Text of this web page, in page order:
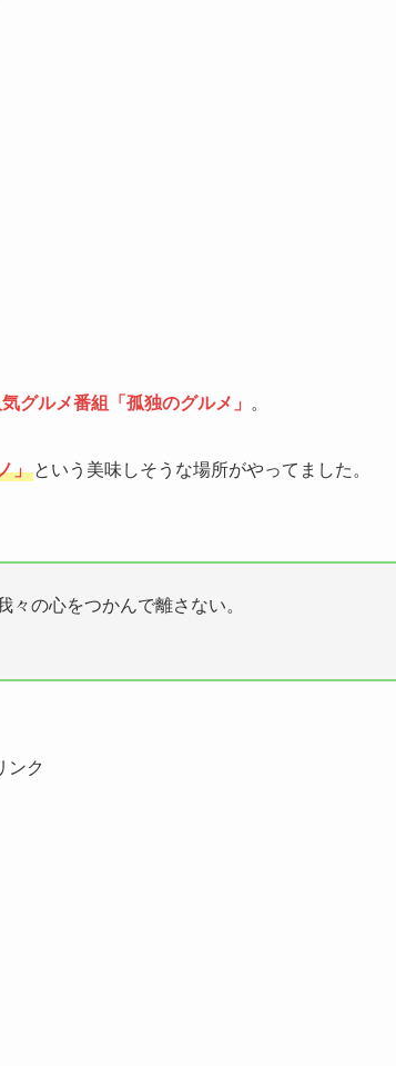
グルメ番組「孤独のグルメ」 。
」 という美味しそうな場所がやってました。
々の心をつかんで離さない。
ンク